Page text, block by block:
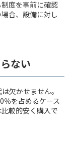
度を事前に確認
合、設備に対し
ない
欠かせません。
を占めるケース
較的安く購入で